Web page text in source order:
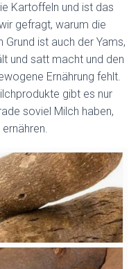
Kartoffeln und ist das
gefragt, warum die
Grund ist auch der Yams,
und satt macht und den
Ernährung fehlt.
gibt es nur
soviel Milch haben,